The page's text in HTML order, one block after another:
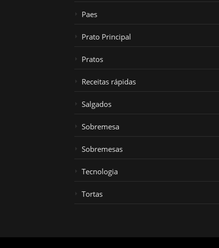
Paes
Prato Principal
Pratos
Receitas rápidas
Salgados
Sobremesa
Sobremesas
Tecnologia
Tortas